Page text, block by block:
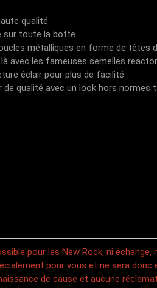
qualité
sur toute la botte
métalliques en forme de têtes
avec les fameuses semelles
éclair pour plus de facilité
de qualité avec un look hors normes t
pour les New Rock, ni échange,
pour vous et ne sera donc
de cause et aucune